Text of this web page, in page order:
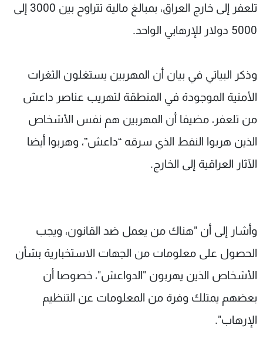
تلعفر إلى خارج العراق، بمبالغ مالية تتراوح بين 3000 إلى
5000 دولار للإرهابي الواحد.
وذكر البياتي في بيان أن المهربين يستغلون الثغرات
الأمنية الموجودة في المنطقة لتهريب عناصر داعش
من تلعفر، مضيفا أن المهربين هم نفس الأشخاص
الذين هربوا النفط الذي سرقه “داعش”، وهربوا أيضا
الآثار العراقية إلى الخارج.
وأشار إلى أن "هناك من يعمل ضد القانون، ويجب
الحصول على معلومات من الجهات الاستخبارية بشأن
الأشخاص الذين يهربون "الدواعش"، خصوصا أن
بعضهم يمتلك وفرة من المعلومات عن التنظيم
الإرهاب".